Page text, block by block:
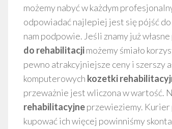
możemy nabyć w każdym
odpowiadać najlepiej jest się pójść
nam podpowie. Jeśli znamy już
do rehabilitacjimożemy śmiało
pewno atrakcyjniejsze ceny i szerszy
komputerowych kozetki
przeważnie jest wliczona w wartość.
rehabilitacyjneprzewieziemy. Kurier
kupować ich więcej powinniśmy